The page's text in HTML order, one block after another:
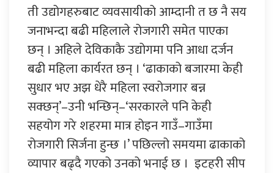
ती उद्योगहरुबाट व्यवसायीको आम्दानी त छ नै सय
जनाभन्दा बढी महिलाले रोजगारी समेत पाएका
छन् । अहिले देविकाकै उद्योगमा पनि आधा दर्जन
बढी महिला कार्यरत छन् । ‘ढाकाको बजारमा केही
सुधार भए अझ धेरै महिला स्वरोजगार बन्न
सक्छन्’–उनी भन्छिन्–‘सरकारले पनि केही
सहयोग गरे शहरमा मात्र होइन गाउँ–गाउँमा
रोजगारी सिर्जना हुन्छ ।’ पछिल्लो समयमा ढाकाको
व्यापार बढ्दै गएको उनको भनाई छ । इटहरी सीप